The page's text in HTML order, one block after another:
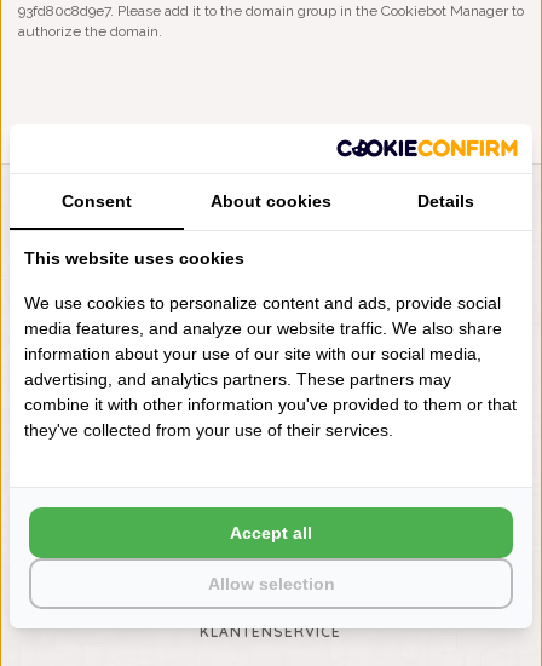
93fd80c8d9e7. Please add it to the domain group in the Cookiebot Manager to
authorize the domain.
VRAGEN? BEL DAN
NIEUWSBRIEF
Wilt u op de hoogte blijven?
Word lid van onze mailinglijst:
ABONNEER
KLANTENSERVICE
Consent About cookies Details
This website uses cookies
We use cookies to personalize content and ads, provide social
media features, and analyze our website traffic. We also share
information about your use of our site with our social media,
advertising, and analytics partners. These partners may
combine it with other information you've provided to them or that
they've collected from your use of their services.
Allow selection
Accept all